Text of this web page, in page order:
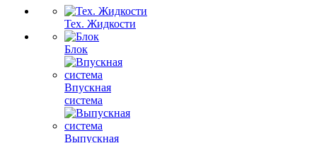
Тех. Жидкости
Блок
Впускная
система
Выпускная